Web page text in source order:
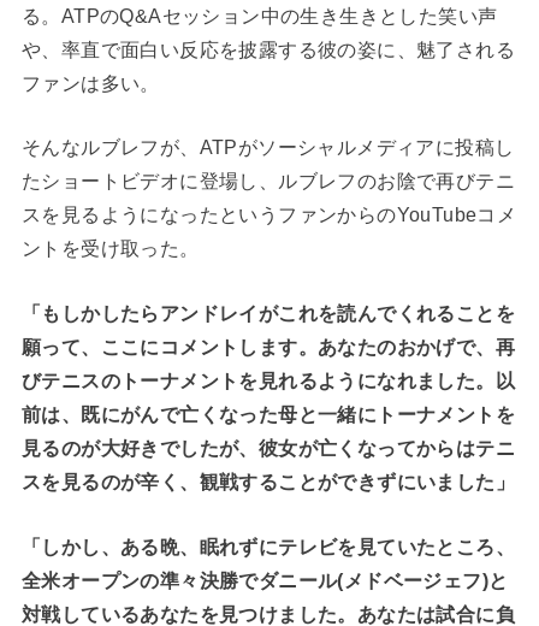
る。ATPのQ&Aセッション中の生き生きとした笑い声
や、率直で面白い反応を披露する彼の姿に、魅了される
ファンは多い。
そんなルブレフが、ATPがソーシャルメディアに投稿し
たショートビデオに登場し、ルブレフのお陰で再びテニ
スを見るようになったというファンからのYouTubeコメ
ントを受け取った。
「もしかしたらアンドレイがこれを読んでくれることを
願って、ここにコメントします。あなたのおかげで、再
びテニスのトーナメントを見れるようになれました。以
前は、既にがんで亡くなった母と一緒にトーナメントを
見るのが大好きでしたが、彼女が亡くなってからはテニ
スを見るのが辛く、観戦することができずにいました」
「しかし、ある晩、眠れずにテレビを見ていたところ、
全米オープンの準々決勝でダニール(メドベージェフ)と
対戦しているあなたを見つけました。あなたは試合に負